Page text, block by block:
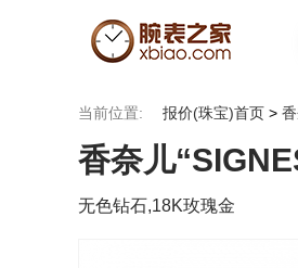
当前位置: 报价(珠宝)首页 >
香奈儿
无色钻石,18K玫瑰金